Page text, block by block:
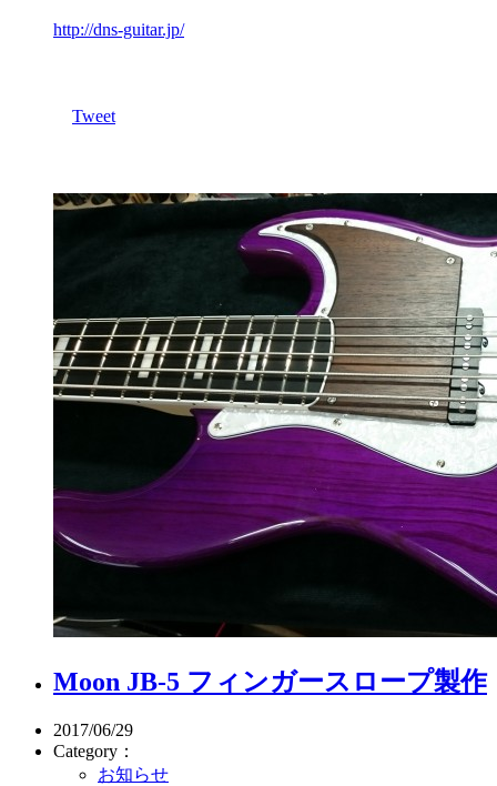
http://dns-guitar.jp/
Tweet
Moon JB-5 フィンガースロープ製作
2017/06/29
Category：
お知らせ